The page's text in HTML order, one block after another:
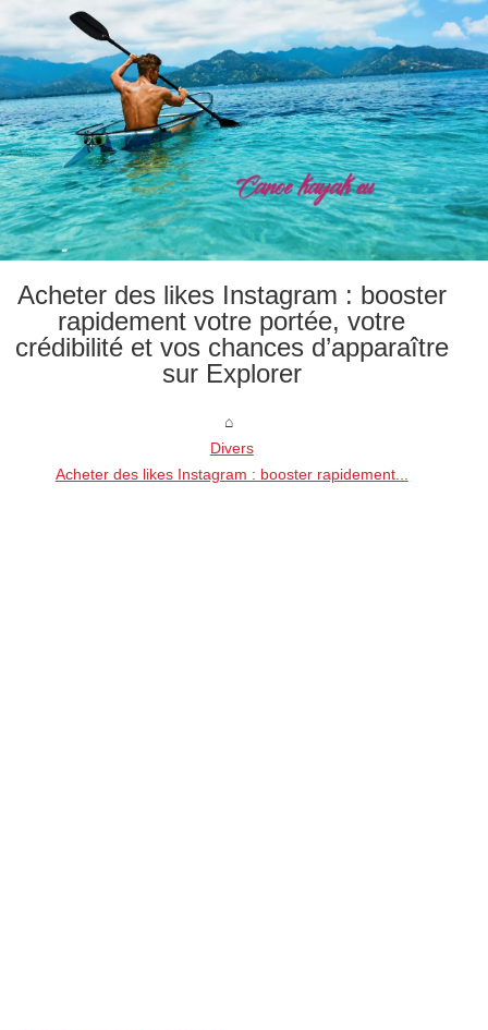
Acheter des likes Instagram : booster
rapidement votre portée, votre
crédibilité et vos chances d’apparaître
sur Explorer
Divers
Acheter des likes Instagram : booster rapidement...